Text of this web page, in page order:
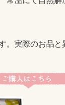
。実際のお品と